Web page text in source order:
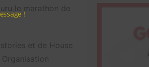
le marathon de
et de House
!